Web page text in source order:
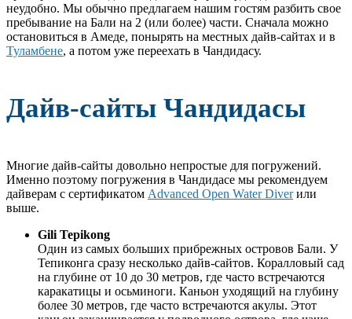
неудобно. Мы обычно предлагаем нашим гостям разбить свое
пребывание на Бали на 2 (или более) части. Сначала можно
остановиться в Амеде, понырять на местных дайв-сайтах и в
Туламбене, а потом уже переехать в Чандидасу.
Дайв-сайты Чандидасы
Многие дайв-сайты довольно непростые для погружений.
Именно поэтому погружения в Чандидасе мы рекомендуем
дайверам с сертификатом Advanced Open Water Diverили
выше.
Gili Tepikong
Один из самых больших прибрежных островов Бали. У
Тепиконга сразу несколько дайв-сайтов. Коралловый сад
на глубине от 10 до 30 метров, где часто встречаются
каракатицы и осьминоги. Каньон уходящий на глубину
более 30 метров, где часто встречаются акулы. Этот